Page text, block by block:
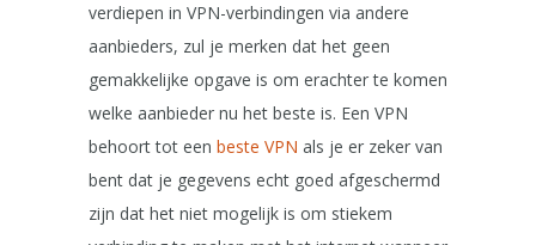
verdiepen in VPN-verbindingen via andere
aanbieders, zul je merken dat het geen
gemakkelijke opgave is om erachter te komen
welke aanbieder nu het beste is. Een VPN
behoort tot een beste VPN als je er zeker van
bent dat je gegevens echt goed afgeschermd
zijn dat het niet mogelijk is om stiekem